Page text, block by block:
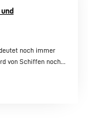
noch immer
von Schiffen noch…